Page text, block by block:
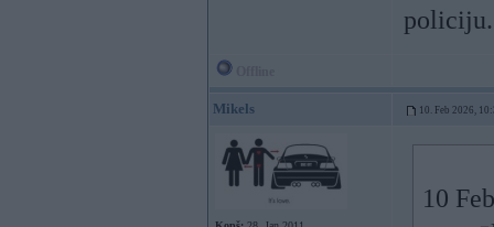
policiju.
Mikels 10. Feb 2026,
10